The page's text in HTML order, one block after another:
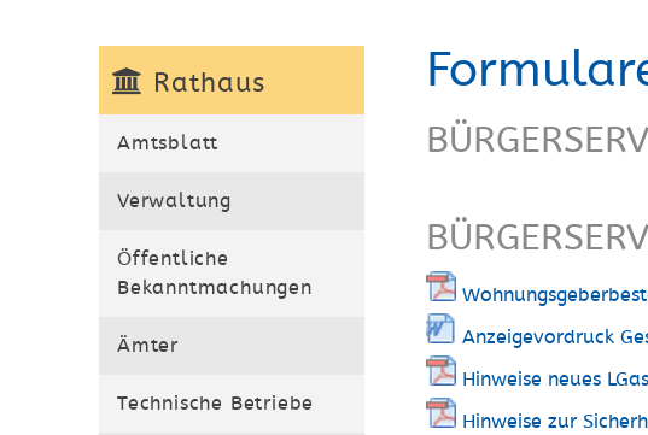
Rathaus
Amtsblatt
Verwaltung
Öffentliche
Bekanntmachungen
Ämter
Technische Betriebe
Anzeigevordruck
Hinweise neues
Hinweise zur